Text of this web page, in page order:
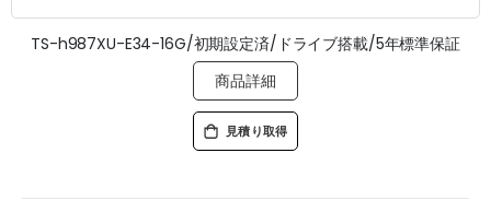
TS-h987XU-E34-16G/初期設定済/ドライブ搭載/5年標準保証
商品詳細
見積り取得